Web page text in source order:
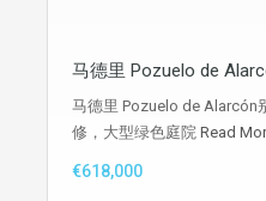
马德里 Pozuelo de
马德里 Pozuelo de Alarcón
修，大型绿色庭院 Read
€618,000